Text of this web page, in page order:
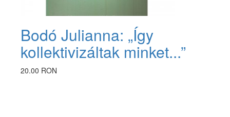
Bodó Julianna: „Így
kollektivizáltak minket...”
20.00 RON